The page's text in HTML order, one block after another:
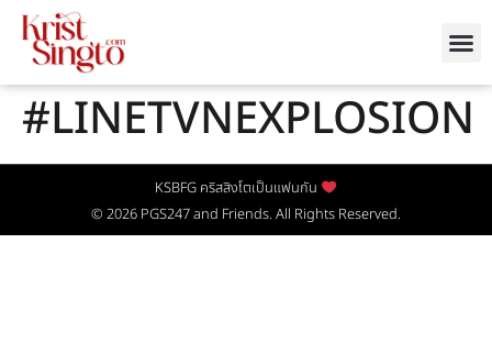
#LINETVNEXPLOSION
KSBFG คริสสิงโตเป็นแฟนกัน
© 2026 PGS247and Friends. All Rights Reserved.